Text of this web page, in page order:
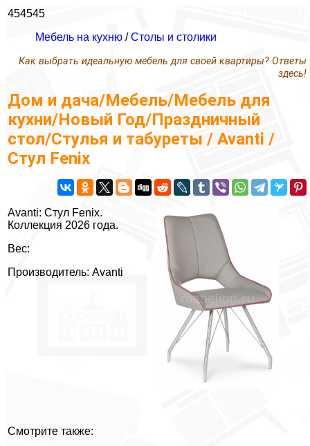
454545
Мебель на кухню /Столы и столики
Как выбрать идеальную мебель для своей квартиры? Ответы
здесь!
Дом и дача/Мебель/Мебель для
кухни/Новый Год/Праздничный
стол/Стулья и табуреты / Avanti /
Стул Fenix
Avanti: Стул Fenix.
Коллекция 2026 года.
Вес:
Производитель: Avanti
Смотрите также: